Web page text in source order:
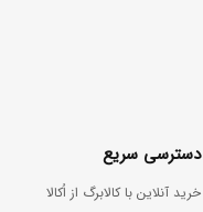
دسترسی سریع
خرید آنلاین با کالابرگ از اُکالا